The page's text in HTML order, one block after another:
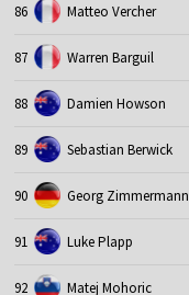
86 Matteo Vercher
87 Warren Barguil
88 Damien Howson
89 Sebastian Berwick
90 Georg Zimmermann
91 Luke Plapp
92 Matej Mohoric